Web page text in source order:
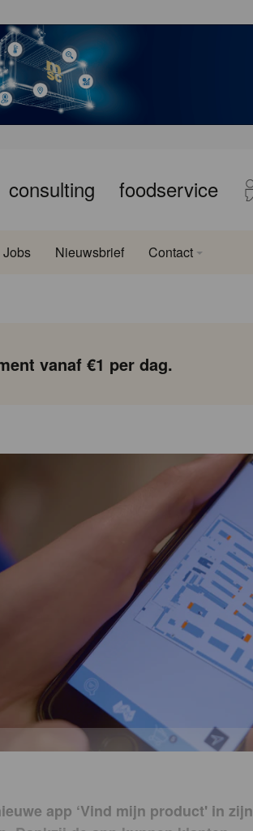
consulting foodservice
Jobs Nieuwsbrief Contact
vanaf €1 per dag.
app ‘Vind mijn product' in zijn